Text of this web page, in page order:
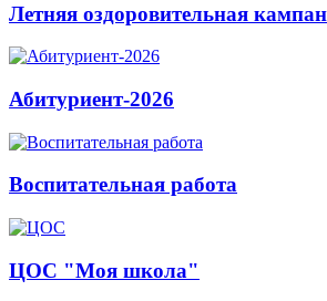
Летняя оздоровительная
Абитуриент-2026
Воспитательная работа
ЦОС "Моя школа"